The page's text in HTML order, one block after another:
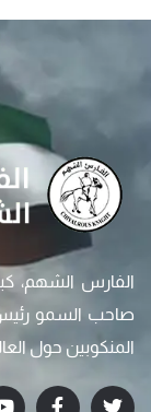
الفارس الشهم،
صاحب السمو رئيس
المنكوبين حول